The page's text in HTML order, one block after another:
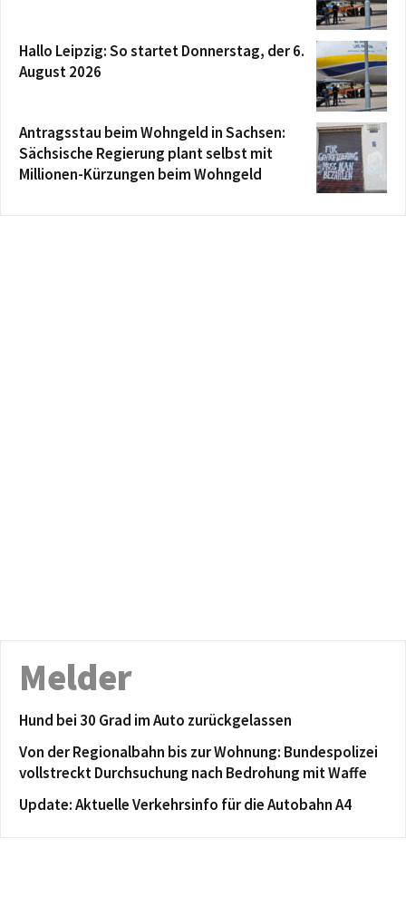
Hallo Leipzig: So startet Donnerstag, der 6.
August 2026
Antragsstau beim Wohngeld in Sachsen:
Sächsische Regierung plant selbst mit
Millionen-Kürzungen beim Wohngeld
Melder
Hund bei 30 Grad im Auto zurückgelassen
Von der Regionalbahn bis zur Wohnung: Bundespolizei
vollstreckt Durchsuchung nach Bedrohung mit Waffe
Update: Aktuelle Verkehrsinfo für die Autobahn A4